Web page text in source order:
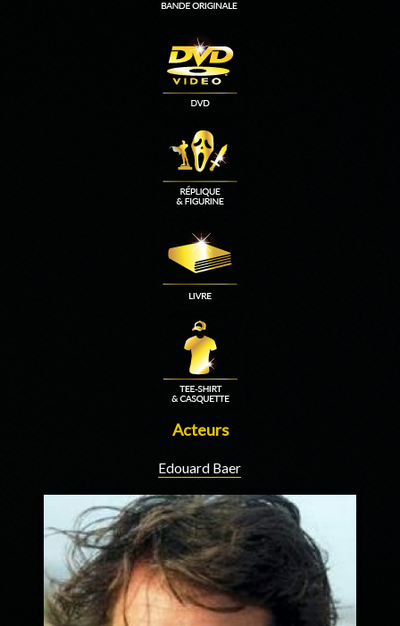
Acteurs
Edouard Baer